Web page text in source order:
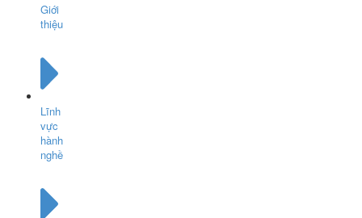
Giới
thiệu
Lĩnh
vực
hành
nghề